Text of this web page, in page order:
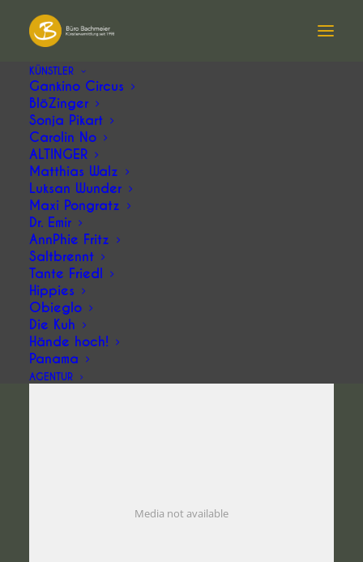
KÜNSTLER
Gankino Circus
BlöZinger
Sonja Pikart
Carolin No
ALTINGER
Matthias Walz
Luksan Wunder
Maxi Pongratz
Dr. Emir
AnnPhie Fritz
Saltbrennt
Tante Friedl
Hippies
Obieglo
Die Kuh
Hände hoch!
Panama
AGENTUR
Presse-Kritik zu Matthias
Walz
Am 17.01.26 war Matthias Walz in der
ausverkauften Lohmühlhalle in Röttenbach
zu Gast. Die Presse-Kritik zu seinem Auftritt
finden SieHIER
Media not available